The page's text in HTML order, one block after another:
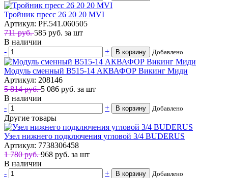
Тройник пресс 26 20 20 MVI
Артикул: PF.541.060505
711 руб.585 руб. за шт
В наличии
-
+ В корзину Добавлено
Модуль сменный В515-14 АКВАФОР Викинг Миди
Артикул: 208146
5 814 руб.5 086 руб. за шт
В наличии
-
+ В корзину Добавлено
Другие товары
Узел нижнего подключения угловой 3/4 BUDERUS
Артикул: 7738306458
1 780 руб.968 руб. за шт
В наличии
-
+ В корзину Добавлено